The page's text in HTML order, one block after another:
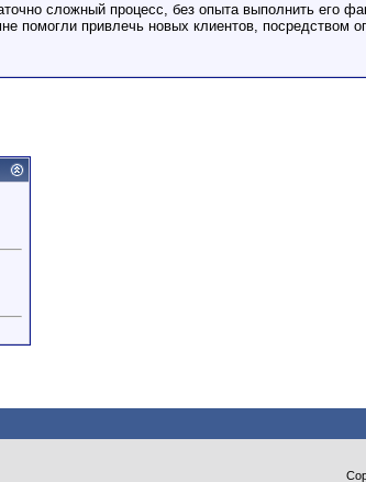
сложный процесс, без опыта выполнить его
помогли привлечь новых клиентов, посредством